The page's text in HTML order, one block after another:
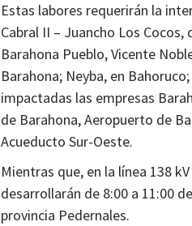
Estas labores requerirán la
Cabral II – Juancho Los
Barahona Pueblo, Vicente
Barahona; Neyba, en
impactadas las empresas
de Barahona, Aeropuerto de
Acueducto Sur-Oeste.
Mientras que, en la línea 138
desarrollarán de 8:00 a 11:00
provincia Pedernales.